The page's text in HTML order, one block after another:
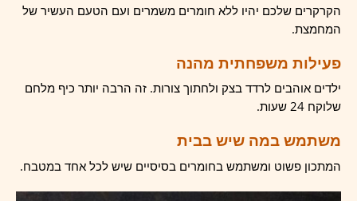
הקרקרים שלכם יהיו ללא חומרים משמרים ועם הטעם העשיר של
המחמצת.
פעילות משפחתית מהנה
ילדים אוהבים לרדד בצק ולחתוך צורות. זה הרבה יותר כיף מלחם
שלוקח 24 שעות.
משתמש במה שיש בבית
המתכון פשוט ומשתמש בחומרים בסיסיים שיש לכל אחד במטבח.